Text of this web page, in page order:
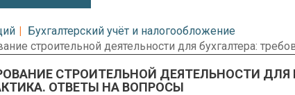
Бухгалтерский учёт и налогообложение
строительной деятельности для бухгалтера:
СТРОИТЕЛЬНОЙ ДЕЯТЕЛЬНОСТИ ДЛЯ
ОТВЕТЫ НА ВОПРОСЫ